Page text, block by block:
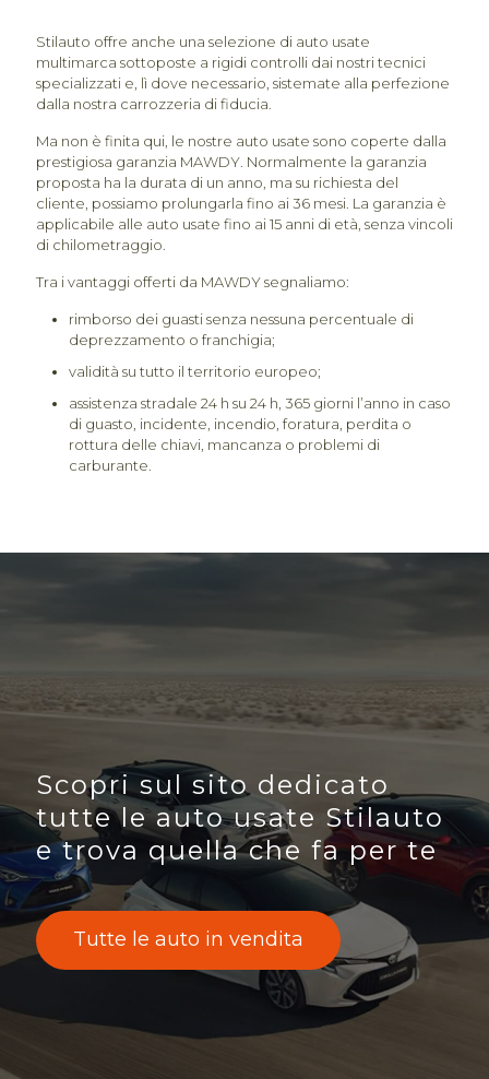
Stilauto offre anche una selezione di auto usate
multimarca sottoposte a rigidi controlli dai nostri tecnici
specializzati e, lì dove necessario, sistemate alla perfezione
dalla nostra carrozzeria di fiducia.
Ma non è finita qui, le nostre auto usate sono coperte dalla
prestigiosa garanzia MAWDY. Normalmente la garanzia
proposta ha la durata di un anno, ma su richiesta del
cliente, possiamo prolungarla fino ai 36 mesi. La garanzia è
applicabile alle auto usate fino ai 15 anni di età, senza vincoli
di chilometraggio.
Tra i vantaggi offerti da MAWDY segnaliamo:
rimborso dei guasti senza nessuna percentuale di
deprezzamento o franchigia;
validità su tutto il territorio europeo;
assistenza stradale 24 h su 24 h, 365 giorni l’anno in caso
di guasto, incidente, incendio, foratura, perdita o
rottura delle chiavi, mancanza o problemi di
carburante.
Scopri sul sito dedicato
tutte le auto usate Stilauto
e trova quella che fa per te
Tutte le auto in vendita